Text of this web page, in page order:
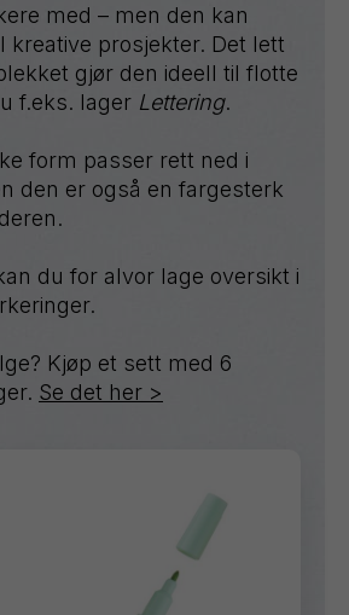
med – men den kan
kreative prosjekter. Det lett
gjør den ideell til flotte
f.eks. lager Lettering.
form passer rett ned i
den er også en fargesterk
du for alvor lage oversikt i
Kjøp et sett med 6
Se det her >